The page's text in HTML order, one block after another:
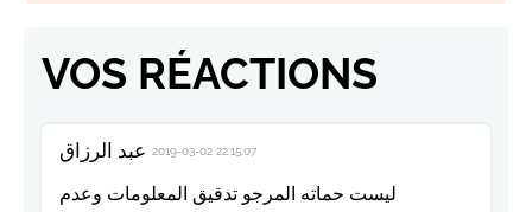
VOS RÉACTIONS
عبد الرزاق 2019-03-02 22:15:07
ليست حماته المرجو تدقيق المعلومات وعدم